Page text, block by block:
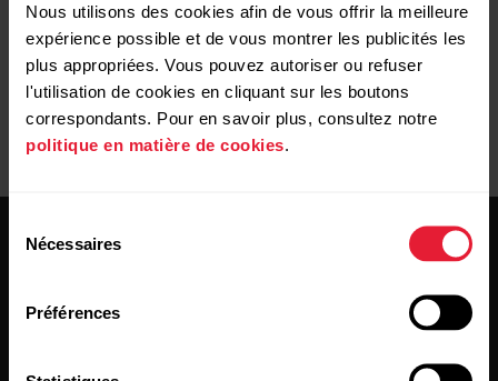
Nous utilisons des cookies afin de vous offrir la meilleure
expérience possible et de vous montrer les publicités les
plus appropriées. Vous pouvez autoriser ou refuser
l'utilisation de cookies en cliquant sur les boutons
correspondants. Pour en savoir plus, consultez notre
politique en matière de cookies
Nécessaires
Préférences
l'eau.
Restez au courant!